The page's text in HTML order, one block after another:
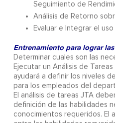
Seguimiento de
Análisis de Retorno
Evaluar e Integrar el
Entrenamiento para lograr
Determinar cuales son las
Ejecutar un Análisis de
ayudará a definir los niveles
para los empleados del
El análisis de tareas JTA
definición de las habilidades
conocimientos requeridos. El